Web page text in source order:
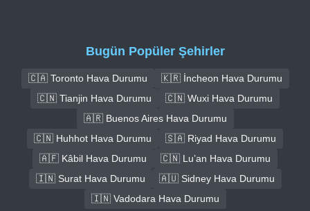
Bugün Popüler Şehirler
🇨🇦 Toronto Hava Durumu
🇰🇷 İncheon Hava Durumu
🇨🇳 Tianjin Hava Durumu
🇨🇳 Wuxi Hava Durumu
🇦🇷 Buenos Aires Hava Durumu
🇨🇳 Huhhot Hava Durumu
🇸🇦 Riyad Hava Durumu
🇦🇫 Kâbil Hava Durumu
🇨🇳 Lu’an Hava Durumu
🇮🇳 Surat Hava Durumu
🇦🇺 Sidney Hava Durumu
🇮🇳 Vadodara Hava Durumu